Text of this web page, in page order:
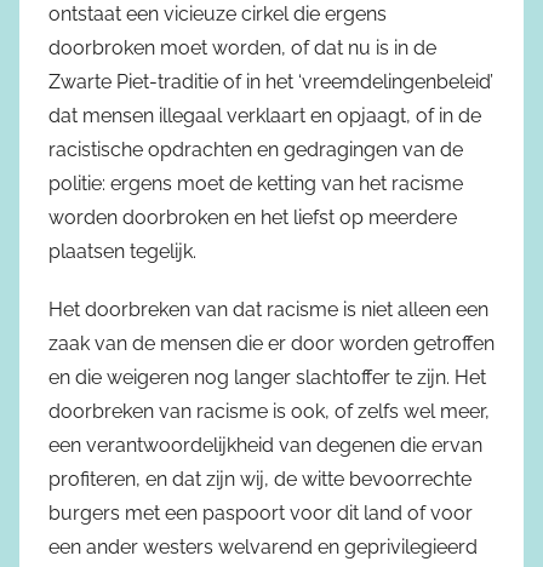
ontstaat een vicieuze cirkel die ergens
doorbroken moet worden, of dat nu is in de
Zwarte Piet-traditie of in het ‘vreemdelingenbeleid’
dat mensen illegaal verklaart en opjaagt, of in de
racistische opdrachten en gedragingen van de
politie: ergens moet de ketting van het racisme
worden doorbroken en het liefst op meerdere
plaatsen tegelijk.
Het doorbreken van dat racisme is niet alleen een
zaak van de mensen die er door worden getroffen
en die weigeren nog langer slachtoffer te zijn. Het
doorbreken van racisme is ook, of zelfs wel meer,
een verantwoordelijkheid van degenen die ervan
profiteren, en dat zijn wij, de witte bevoorrechte
burgers met een paspoort voor dit land of voor
een ander westers welvarend en geprivilegieerd